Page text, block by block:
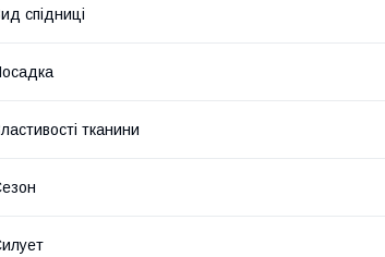
спідниці
тканини